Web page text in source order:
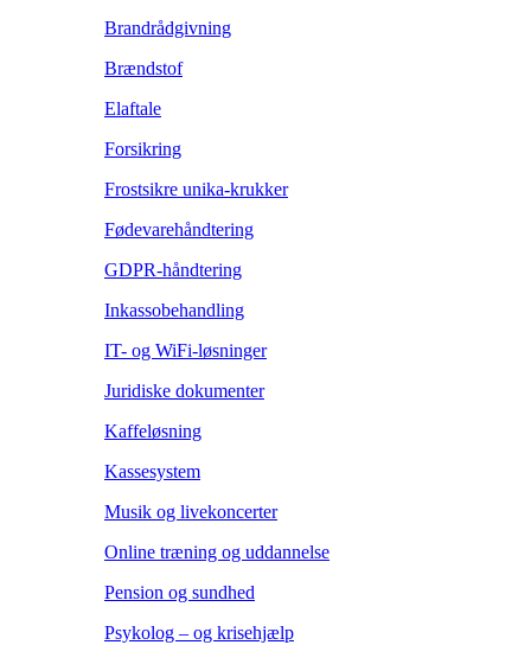
Brandrådgivning
Brændstof
Elaftale
Forsikring
Frostsikre unika-krukker
Fødevarehåndtering
GDPR-håndtering
Inkassobehandling
IT- og WiFi-løsninger
Juridiske dokumenter
Kaffeløsning
Kassesystem
Musik og livekoncerter
Online træning og uddannelse
Pension og sundhed
Psykolog – og krisehjælp